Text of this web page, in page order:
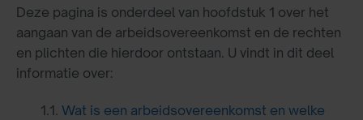
Deze pagina is onderdeel van hoofdstuk 1 over het
aangaan van de arbeidsovereenkomst en de rechten
en plichten die hierdoor ontstaan. U vindt in dit deel
informatie over:
1.1. Wat is een arbeidsovereenkomst en welke